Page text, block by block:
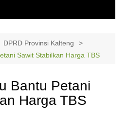
DPRD Provinsi Kalteng
Sawit Stabilkan Harga TBS
Bantu Petani
Harga TBS